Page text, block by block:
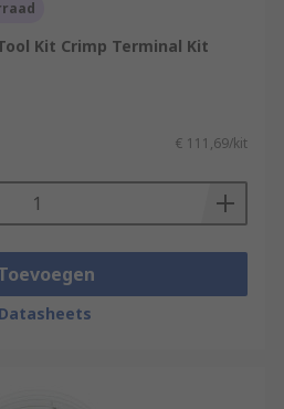
Kit Crimp Terminal Kit
€ 111,69/kit
Datasheets